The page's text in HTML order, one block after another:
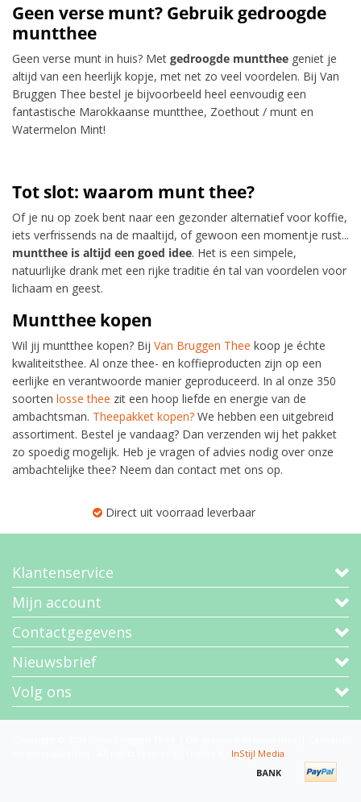
Geen verse munt? Gebruik gedroogde
muntthee
Geen verse munt in huis? Met gedroogde muntthee geniet je
altijd van een heerlijk kopje, met net zo veel voordelen. Bij Van
Bruggen Thee bestel je bijvoorbeeld heel eenvoudig een
fantastische Marokkaanse muntthee, Zoethout / munt en
Watermelon Mint!
Tot slot: waarom munt thee?
Of je nu op zoek bent naar een gezonder alternatief voor koffie,
iets verfrissends na de maaltijd, of gewoon een momentje rust...
muntthee is altijd een goed idee. Het is een simpele,
natuurlijke drank met een rijke traditie én tal van voordelen voor
lichaam en geest.
Muntthee kopen
Wil jij muntthee kopen? Bij Van Bruggen Thee koop je échte
kwaliteitsthee. Al onze thee- en koffieproducten zijn op een
eerlijke en verantwoorde manier geproduceerd. In al onze 350
soorten losse thee zit een hoop liefde en energie van de
ambachtsman. Theepakket kopen? We hebben een uitgebreid
assortiment. Bestel je vandaag? Dan verzenden wij het pakket
zo spoedig mogelijk. Heb je vragen of advies nodig over onze
ambachtelijke thee? Neem dan contact met ons op.
Direct uit voorraad leverbaar
Klantenservice
Mijn account
Contactgegevens
Nieuwsbrief
Volg ons
InStijl Media